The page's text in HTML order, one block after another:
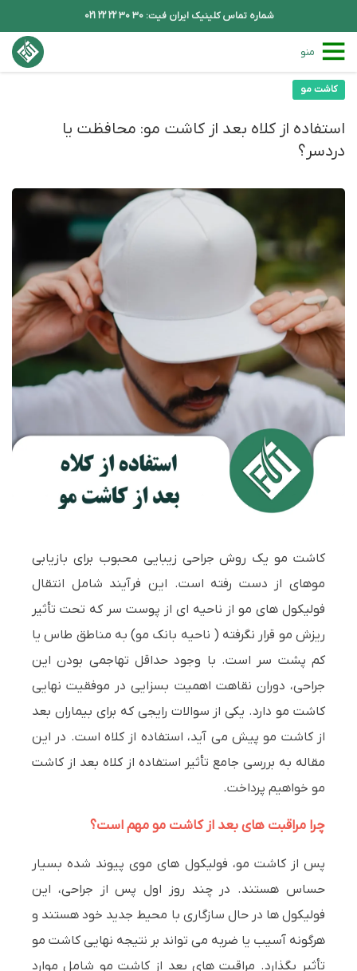
شماره تماس کلینیک ایران فیت: 30 30 22 22 021
منو
کاشت مو
استفاده از کلاه بعد از کاشت مو: محافظت یا
دردسر؟
کاشت مو یک روش جراحی زیبایی محبوب برای بازیابی
موهای از دست رفته است. این فرآیند شامل انتقال
فولیکول های مو از ناحیه ای از پوست سر که تحت تأثیر
ریزش مو قرار نگرفته ( ناحیه بانک مو) به مناطق طاس یا
کم پشت سر است. با وجود حداقل تهاجمی بودن این
جراحی، دوران نقاهت اهمیت بسزایی در موفقیت نهایی
کاشت مو دارد. یکی از سوالات رایجی که برای بیماران بعد
از کاشت مو پیش می آید، استفاده از کلاه است. در این
مقاله به بررسی جامع تأثیر استفاده از کلاه بعد از کاشت
مو خواهیم پرداخت.
چرا مراقبت های بعد از کاشت مو مهم است؟
پس از کاشت مو، فولیکول های موی پیوند شده بسیار
حساس هستند. در چند روز اول پس از جراحی، این
فولیکول ها در حال سازگاری با محیط جدید خود هستند و
هرگونه آسیب یا ضربه می تواند بر نتیجه نهایی کاشت مو
تأثیر بگذارد. مراقبت های بعد از کاشت مو شامل موارد